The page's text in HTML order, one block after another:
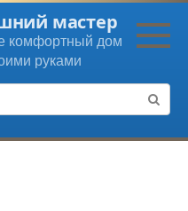
мастер
комфортный дом
руками